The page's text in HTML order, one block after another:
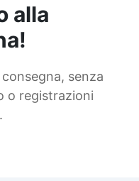
alla
senza
o registrazioni